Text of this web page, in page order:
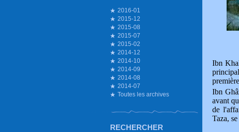
2016-01
2015-12
2015-08
2015-07
2015-02
2014-12
2014-10
2014-09
2014-08
2014-07
Toutes les archives
RECHERCHER
Ibn
Ibn
avant
de
Taza,